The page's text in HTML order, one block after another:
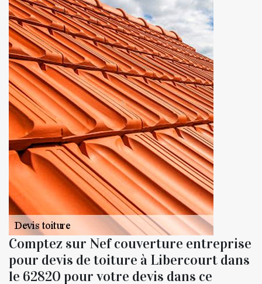
Comptez sur Nef couverture entreprise
pour devis de toiture à Libercourt dans
le 62820 pour votre devis dans ce